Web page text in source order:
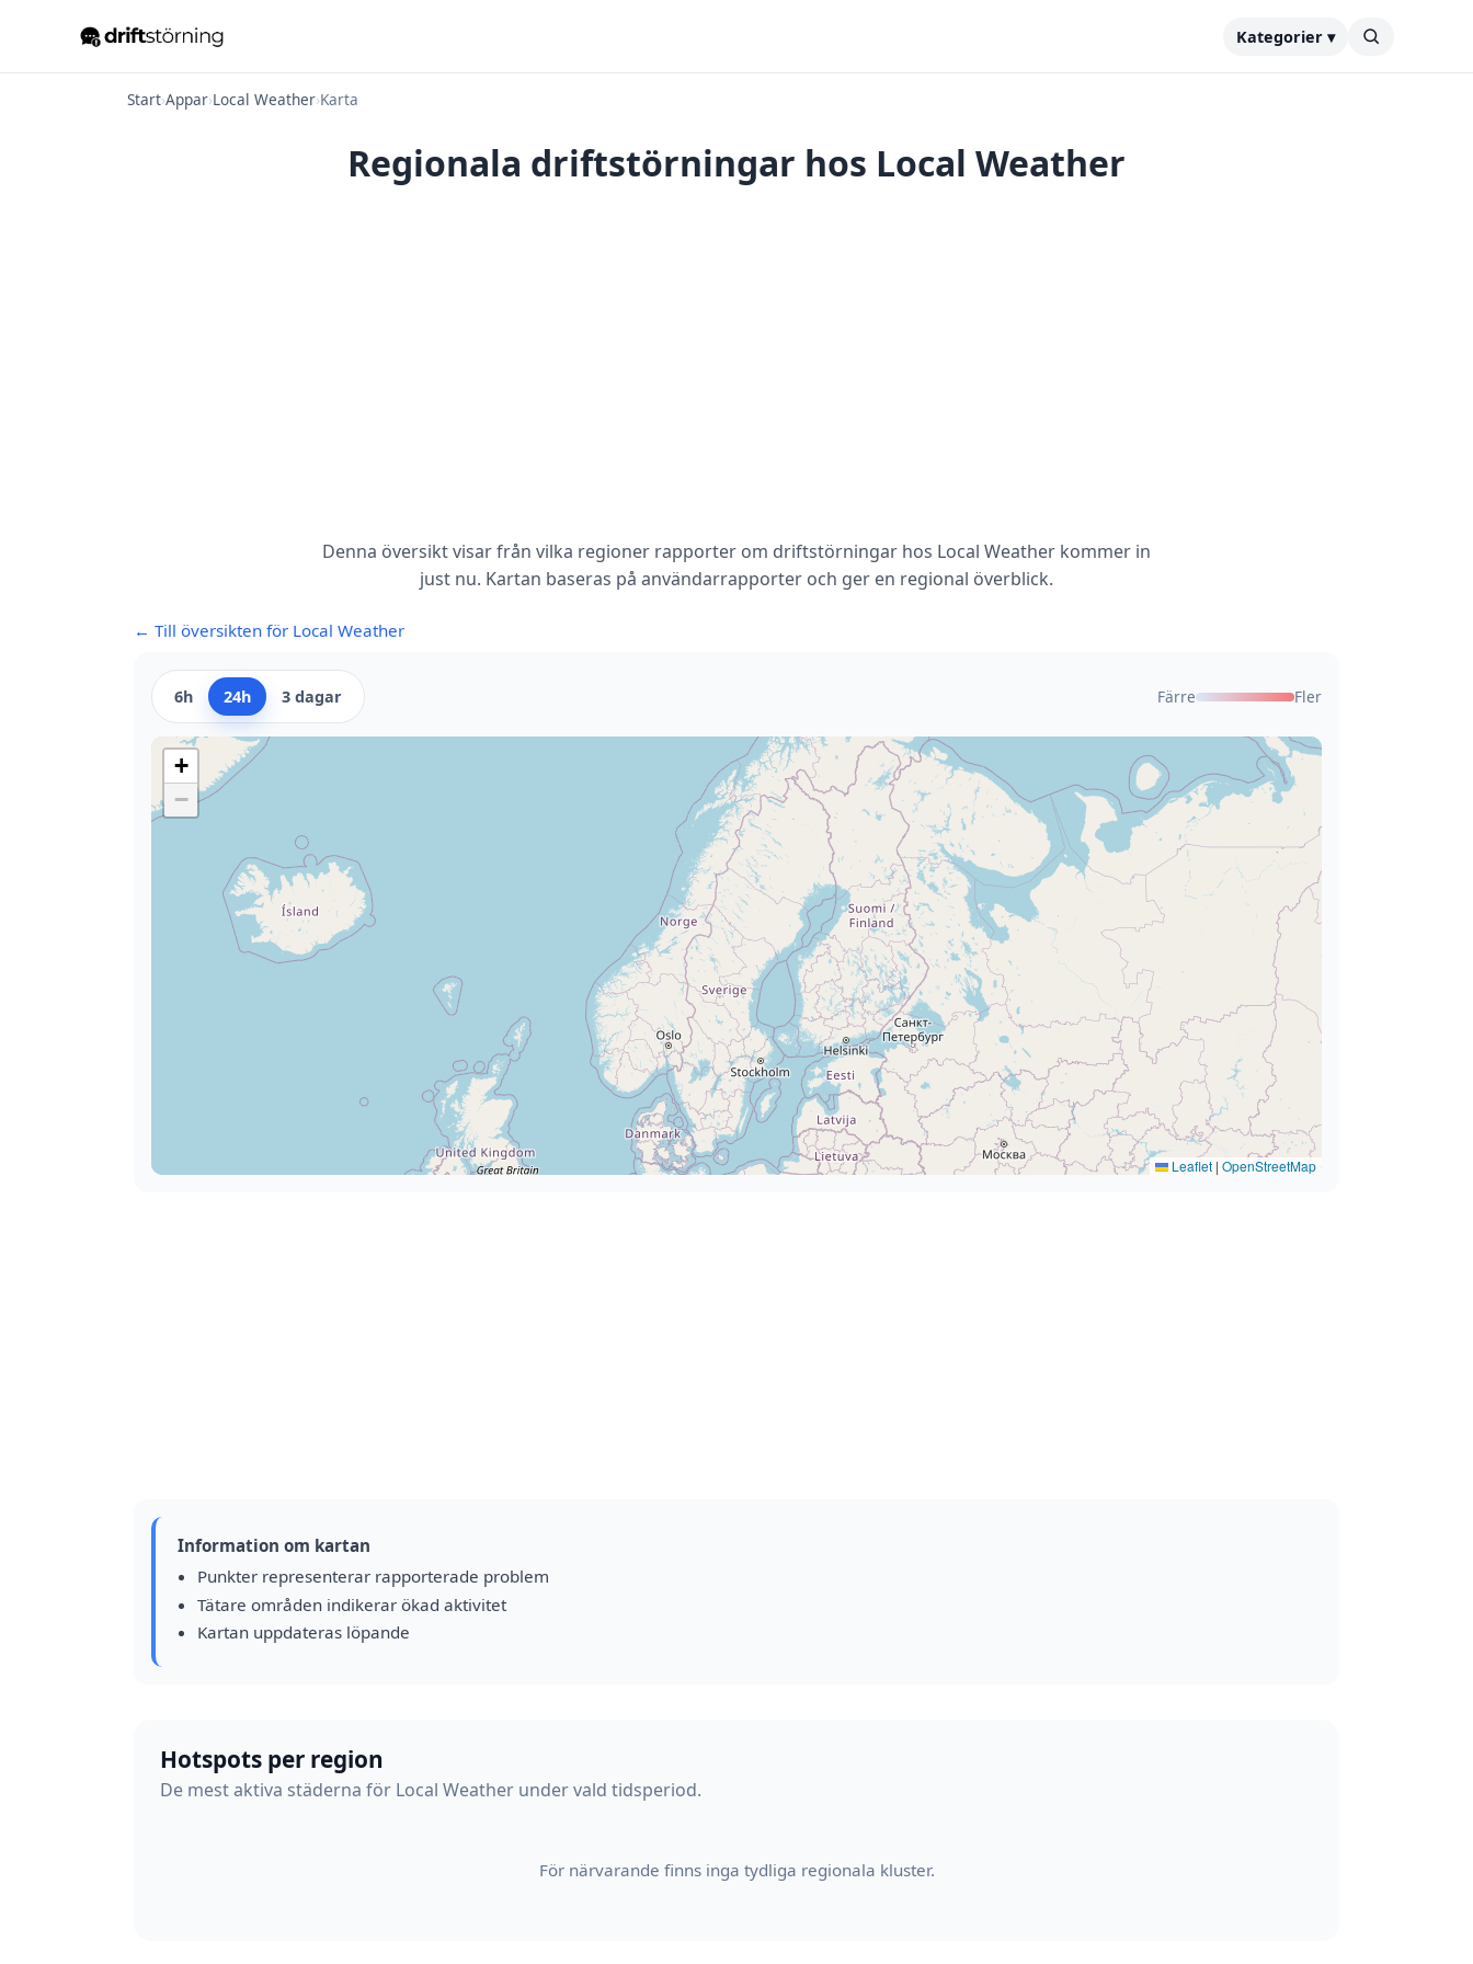
Kategorier ▾
Start›Appar›Local Weather›Karta
Regionala driftstörningar hos Local Weather
Denna översikt visar från vilka regioner rapporter om driftstörningar hos Local Weather kommer in
just nu. Kartan baseras på användarrapporter och ger en regional överblick.
← Till översikten för Local Weather
6h 24h 3 dagar Färre Fler
+
−
Leaflet | OpenStreetMap
Information om kartan
Punkter representerar rapporterade problem
Tätare områden indikerar ökad aktivitet
Kartan uppdateras löpande
Hotspots per region
De mest aktiva städerna för Local Weather under vald tidsperiod.
För närvarande finns inga tydliga regionala kluster.